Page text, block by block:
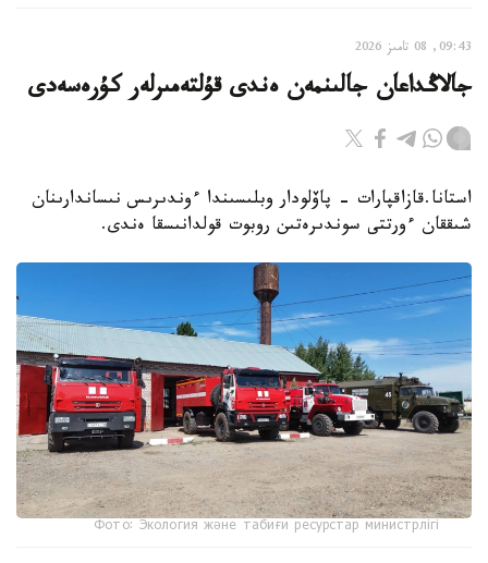
09:43, 08 تامىز 2026
جالاڭداعان جالىنمەن ەندى قۇلتەمىرلەر كۇرەسەدى
استانا.قازاقپارات - پاۆلودار وبلىسىندا ءوندىرىس نىساندارىنان
شىققان ءورتتى سوندىرەتىن روبوت قولدانىسقا ەندى.
Фото: Экология және табиғи ресурстар министрлігі